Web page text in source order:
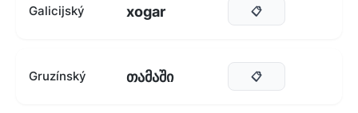
Galicijský xogar 📋
Gruzínský თამაში 📋